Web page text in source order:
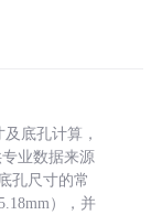
底孔计算，
业数据来源
孔尺寸的常
），并